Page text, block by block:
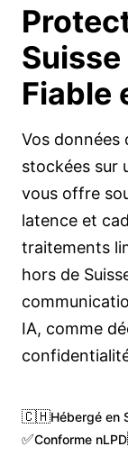
Suisse
Fiable
Vos données
stockées sur
vous offre
latence et
traitements
hors de
IA, comme
🇨🇭Hébergé en
✅Conforme nLPD